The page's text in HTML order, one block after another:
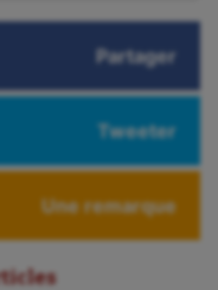
Partager
Tweeter
Une remarque